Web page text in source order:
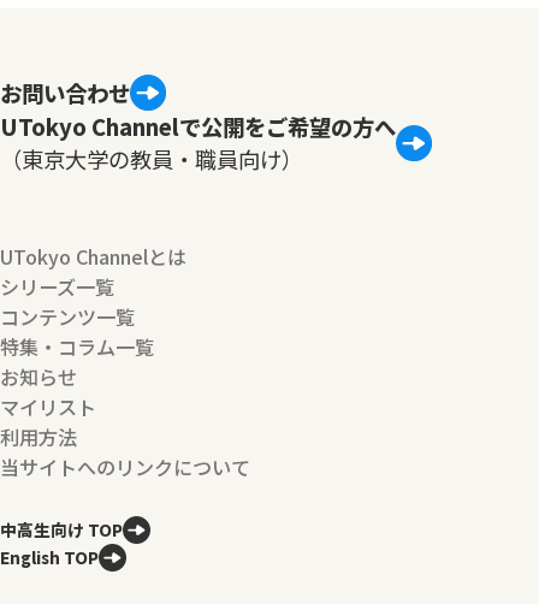
お問い合わせ
UTokyo Channelで公開をご希望の方へ
（東京大学の教員・職員向け）
UTokyo Channelとは
シリーズ一覧
コンテンツ一覧
特集・コラム一覧
お知らせ
マイリスト
利用方法
当サイトへのリンクについて
中高生向け TOP
English TOP